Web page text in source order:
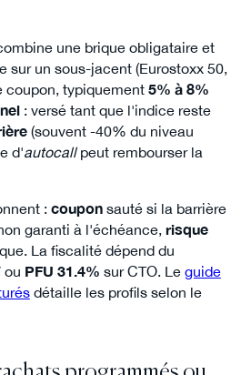
une brique obligataire et
sur un sous-jacent (Eurostoxx 50,
coupon, typiquement 5% à 8%
: versé tant que l'indice reste
(souvent -40% du niveau
d'autocallpeut rembourser la
: couponsauté si la barrière
garanti à l'échéance, risque
La fiscalité dépend du
ou PFU 31.4% sur CTO. Le guide
détaille les profils selon le